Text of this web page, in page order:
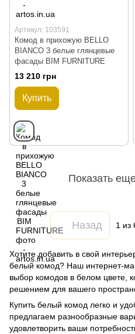
Артикул: 103591
Комод в прихожую BELLO
BIANCO 3 белые глянцевые
фасады BIM FURNITURE
13 210 грн
Купить
Показать
Назад 1 из
Хотите добавить в свой
белый комод? Наш интернет-
выбор комодов в белом цвете,
решением для вашего
Купить белый комод легко и
предлагаем разнообразные
удовлетворить ваши